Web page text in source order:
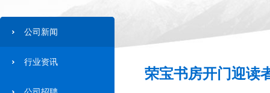
公司新闻
行业资讯
荣宝书房开门迎读